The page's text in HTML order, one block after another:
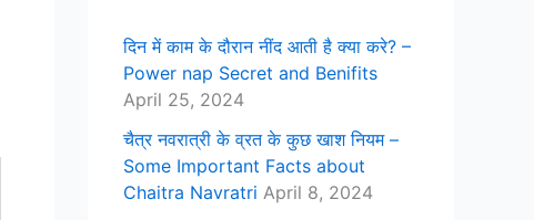
दिन में काम के दौरान नींद आती है क्या करे? –
Power nap Secret and Benifits
April 25, 2024
चैत्र नवरात्री के व्रत के कुछ खाश नियम –
Some Important Facts about
Chaitra Navratri April 8, 2024